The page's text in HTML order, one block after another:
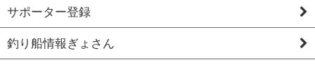
サポーター登録
釣り船情報ぎょさん